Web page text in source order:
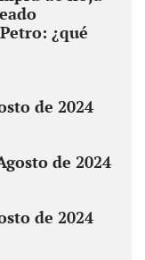
¿qué
de 2024
de 2024
de 2024